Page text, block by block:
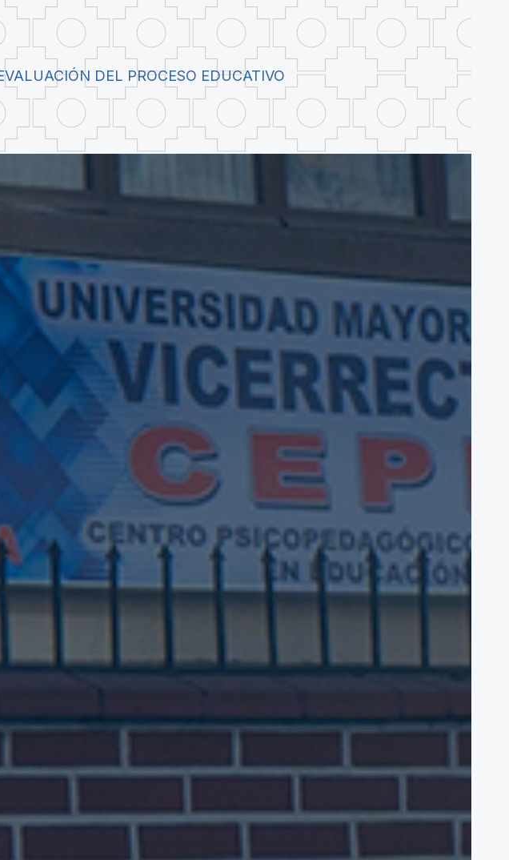
DEL PROCESO EDUCATIVO